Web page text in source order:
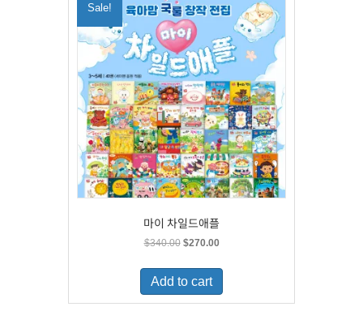
Sale!
마이 차일드애플
$340.00 Original
was:
$340.00.
$270.00Current
is:
Add to cart